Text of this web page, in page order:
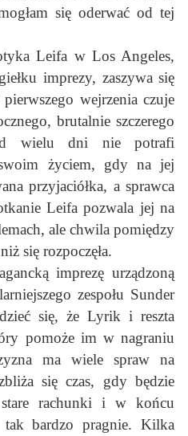
się oderwać od tej
Leifa w Los Angeles,
imprezy, zaszywa się
wejrzenia czuje
brutalnie szczerego
wielu dni nie potrafi
życiem, gdy na jej
przyjaciółka, a sprawca
Leifa pozwala jej na
ale chwila pomiędzy
się rozpoczęła.
imprezę urządzoną
zespołu Sunder
się, że Lyrik i reszta
pomoże im w nagraniu
ma wiele spraw na
się czas, gdy będzie
rachunki i w końcu
tak bardzo pragnie. Kilka